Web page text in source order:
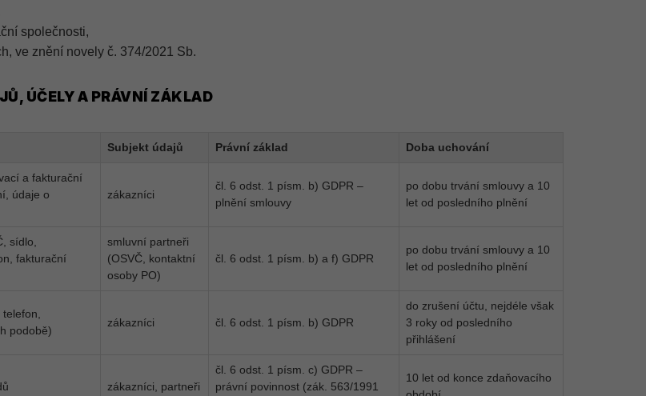
společnosti,
ve znění novely č. 374/2021 Sb.
ÚČELY A PRÁVNÍ ZÁKLAD
Subjekt údajů Právní základ Doba uchování
a fakturační
údaje o
zákazníci
čl. 6 odst. 1 písm. b) GDPR –
plnění smlouvy
po dobu trvání smlouvy a 10
let od posledního plnění
sídlo,
fakturační
smluvní partneři
(OSVČ, kontaktní
osoby PO)
čl. 6 odst. 1 písm. b) a f) GDPR
po dobu trvání smlouvy a 10
let od posledního plnění
podobě)
zákazníci čl. 6 odst. 1 písm. b) GDPR
do zrušení účtu, nejdéle však
3 roky od posledního
přihlášení
zákazníci, partneři
čl. 6 odst. 1 písm. c) GDPR –
právní povinnost (zák. 563/1991
10 let od konce zdaňovacího